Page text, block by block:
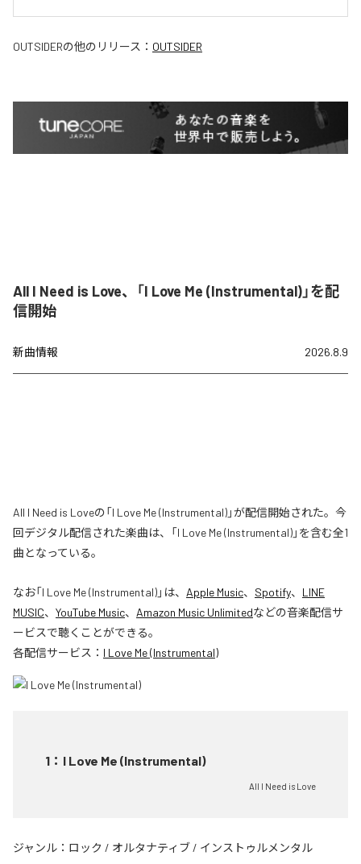
OUTSIDERの他のリリース： OUTSIDER
All I Need is Love、「I Love Me (Instrumental)」を配
信開始
新曲情報 2026.8.9
All I Need is Loveの「I Love Me (Instrumental)」が配信開始された。今
回デジタル配信された楽曲は、「I Love Me (Instrumental)」を含む全1
曲となっている。
なお「I Love Me (Instrumental)」は、 Apple Music、 Spotify、 LINE
MUSIC、 YouTube Music、 Amazon Music Unlimitedなどの音楽配信サ
ービスで聴くことができる。
各配信サービス： I Love Me (Instrumental)
1 ： I Love Me (Instrumental)
All I Need is Love
ジャンル： ロック / オルタナティブ / インストゥルメンタル